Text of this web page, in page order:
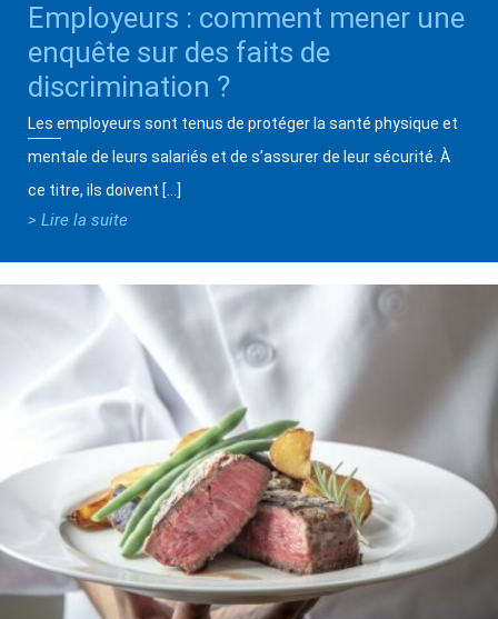
Employeurs : comment mener une
enquête sur des faits de
discrimination ?
Les employeurs sont tenus de protéger la santé physique et
mentale de leurs salariés et de s’assurer de leur sécurité. À
ce titre, ils doivent […]
> Lire la suite